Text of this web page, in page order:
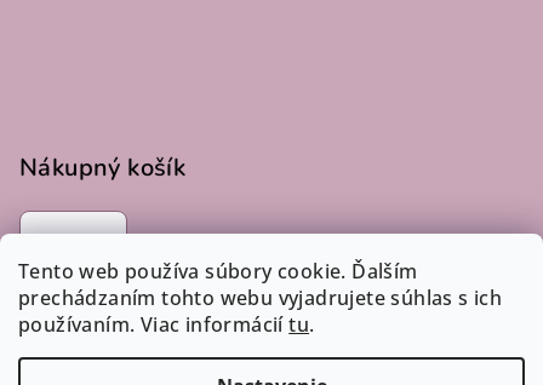
Tento web používa súbory cookie. Ďalším
prechádzaním tohto webu vyjadrujete súhlas s ich
používaním. Viac informáciítu.
Nákupný košík
0ks /€0
Instagram